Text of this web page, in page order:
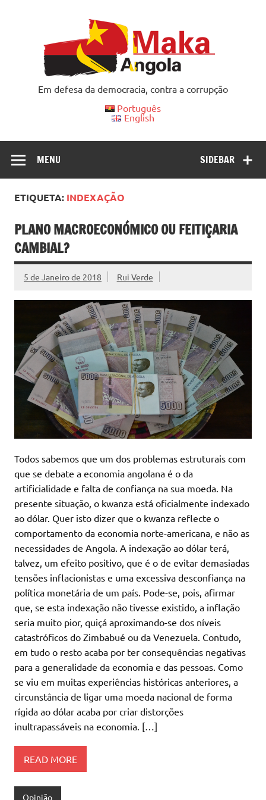
Em defesa da democracia, contra a corrupção
Português
English
SIDEBAR
MENU
ETIQUETA: INDEXAÇÃO
PLANO MACROECONÓMICO OU FEITIÇARIA
CAMBIAL?
5 de Janeiro de 2018 Rui Verde
Todos sabemos que um dos problemas estruturais com
que se debate a economia angolana é o da
artificialidade e falta de confiança na sua moeda. Na
presente situação, o kwanza está oficialmente indexado
ao dólar. Quer isto dizer que o kwanza reflecte o
comportamento da economia norte-americana, e não as
necessidades de Angola. A indexação ao dólar terá,
talvez, um efeito positivo, que é o de evitar demasiadas
tensões inflacionistas e uma excessiva desconfiança na
política monetária de um país. Pode-se, pois, afirmar
que, se esta indexação não tivesse existido, a inflação
seria muito pior, quiçá aproximando-se dos níveis
catastróficos do Zimbabué ou da Venezuela. Contudo,
em tudo o resto acaba por ter consequências negativas
para a generalidade da economia e das pessoas. Como
se viu em muitas experiências históricas anteriores, a
circunstância de ligar uma moeda nacional de forma
rígida ao dólar acaba por criar distorções
inultrapassáveis na economia. […]
READ MORE
Opinião